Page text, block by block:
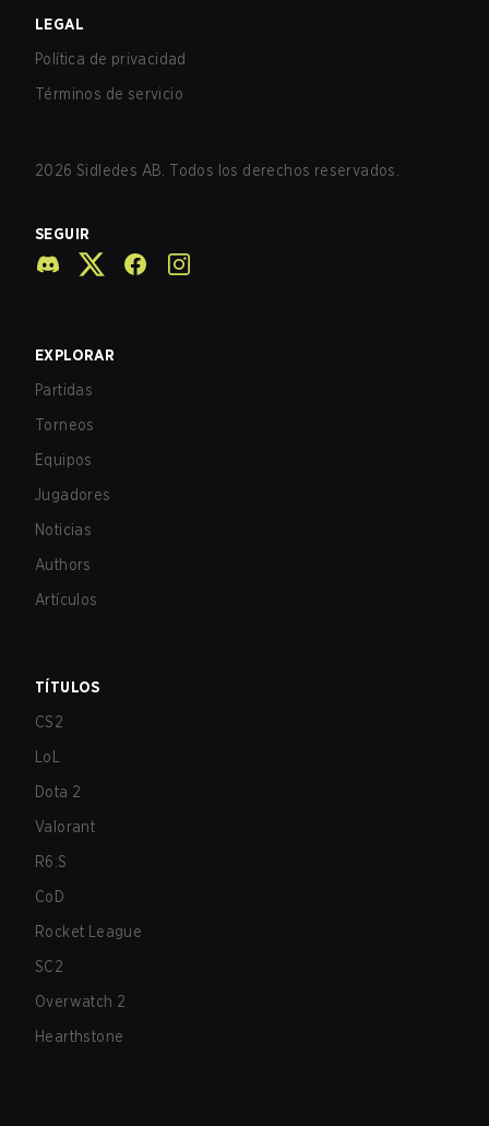
LEGAL
Política de privacidad
Términos de servicio
2026 Sidledes AB. Todos los derechos reservados.
SEGUIR
EXPLORAR
Partidas
Torneos
Equipos
Jugadores
Noticias
Authors
Artículos
TÍTULOS
CS2
LoL
Dota 2
Valorant
R6:S
CoD
Rocket League
SC2
Overwatch 2
Hearthstone